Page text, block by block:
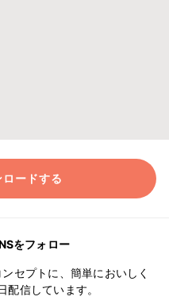
ードする
をフォロー
セプトに、簡単においしく
配信しています。